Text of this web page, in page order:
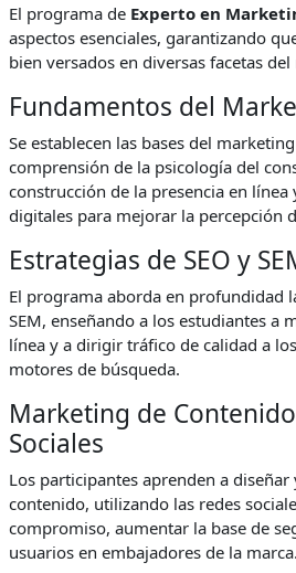
El programa de Experto en
aspectos esenciales, garantizando
bien versados en diversas facetas
Fundamentos del
Se establecen las bases del
comprensión de la psicología del
construcción de la presencia en
digitales para mejorar la percepción
Estrategias de SEO y
El programa aborda en profundidad
SEM, enseñando a los estudiantes a
línea y a dirigir tráfico de calidad a
motores de búsqueda.
Marketing de
Sociales
Los participantes aprenden a
contenido, utilizando las redes
compromiso, aumentar la base de
usuarios en embajadores de la marca.